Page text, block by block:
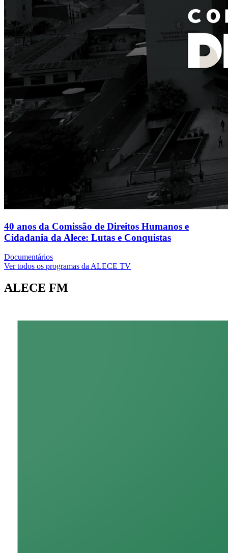
40 anos da Comissão de Direitos Humanos e
Cidadania da Alece: Lutas e Conquistas
Documentários
Ver todos os programas da ALECE TV
ALECE FM